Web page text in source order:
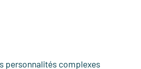
personnalités complexes